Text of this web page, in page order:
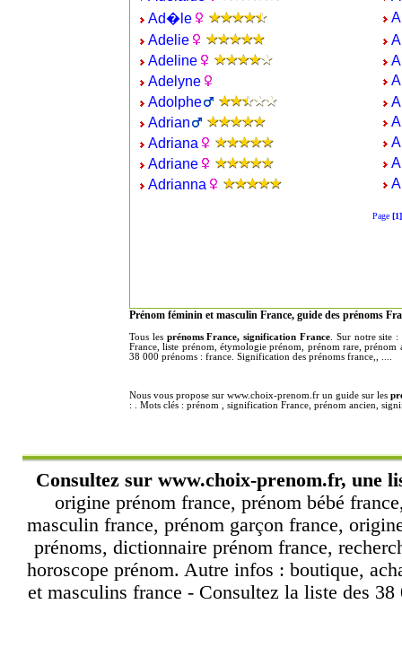
Ad�le
Adelie
Adeline
Adelyne
Adolphe
Adrian
Adriana
Adriane
Adrianna
Page [1]
Prénom féminin et masculin France, guide des prénoms
Tous les prénoms France, signification France. Sur notre site :
France, liste prénom, étymologie prénom, prénom rare, prénom
38 000 prénoms : france. Signification des prénoms france,, ....
Nous vous propose sur www.choix-prenom.fr un guide sur les
: . Mots clés : prénom , signification France, prénom ancien,
Consultez sur www.choix-prenom.fr, une
origine prénom france, prénom bébé
masculin france, prénom garçon france,
prénoms, dictionnaire prénom france,
horoscope prénom. Autre infos : boutique,
et masculins france - Consultez la liste des